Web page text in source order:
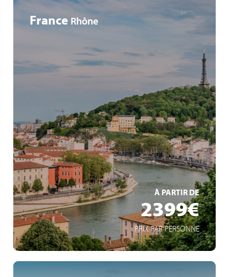
France Rhône
À PARTIR DE
2399€
PRIX PAR PERSONNE
Dîner à l'Abbaye de Collonges -Paul Bocuse
Les gorges de l'Ardèche, plus beau canyon d'Europe
La Camargue, ses paysages et ses manades
EN SAVOIR +